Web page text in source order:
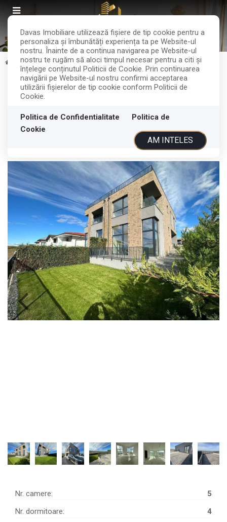
Davas Imobiliare utilizează fişiere de tip cookie pentru a
personaliza și îmbunătăți experiența ta pe Website-ul
nostru. Înainte de a continua navigarea pe Website-ul
nostru te rugăm să aloci timpul necesar pentru a citi și
înțelege conținutul Politicii de Cookie. Prin continuarea
navigării pe Website-ul nostru confirmi acceptarea
utilizării fişierelor de tip cookie conform Politicii de
Cookie.
Politica de Confidentialitate
Politica de
Cookie
AM INTELES
Vanzare Case Cluj-Napoca Borhanci
Duplex de vanzare | Borhanci |
Semifinisat
Cluj-Napoca, Borhanci 459.000€
Nr. camere:
5
Nr. dormitoare:
4